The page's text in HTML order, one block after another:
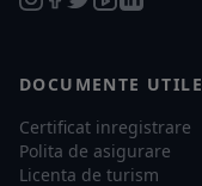
DOCUMENTE UTILE
Certificat inregistrare
Polita de asigurare
Licenta de turism